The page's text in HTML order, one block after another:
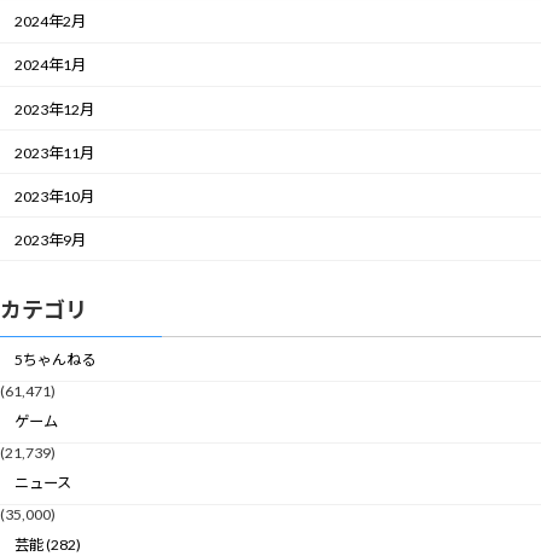
2024年2月
2024年1月
2023年12月
2023年11月
2023年10月
2023年9月
カテゴリ
5ちゃんねる
(61,471)
ゲーム
(21,739)
ニュース
(35,000)
芸能 (282)